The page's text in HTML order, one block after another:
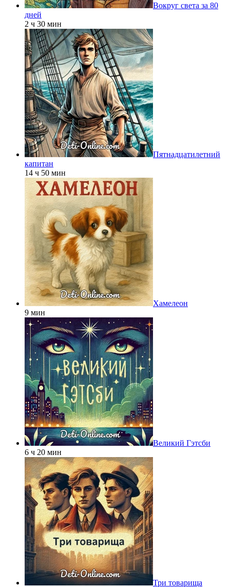
Вокруг света за 80
дней
2 ч 30 мин
Пятнадцатилетний
капитан
14 ч 50 мин
Хамелеон
9 мин
Великий Гэтсби
6 ч 20 мин
Три товарища